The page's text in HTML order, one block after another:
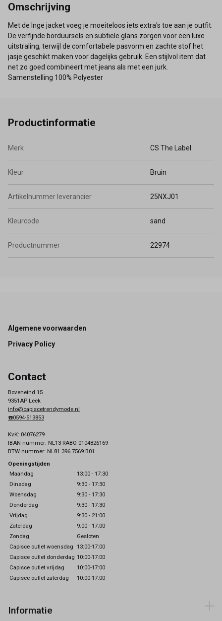
Omschrijving
Met de Inge jacket voeg je moeiteloos iets extra's toe aan je outfit.
De verfijnde borduursels en subtiele glans zorgen voor een luxe
uitstraling, terwijl de comfortabele pasvorm en zachte stof het
jasje geschikt maken voor dagelijks gebruik. Een stijlvol item dat
net zo goed combineert met jeans als met een jurk.
Samenstelling 100% Polyester
Productinformatie
Merk CS The Label
Kleur Bruin
Artikelnummer leverancier 25NXJ01
Kleurcode sand
Productnummer 22974
Footer
Algemene voorwaarden
Privacy Policy
Contact
Boveneind 15
9351AP Leek
info@capiscetrendymode.nl
☎️0594-513853
KvK: 04076279
IBAN nummer: NL13 RABO 0104826169
BTW nummer: NL81 396 7569 B01
Openingstijden
Maandag
13:00 - 17:30
Dinsdag
9:30 - 17:30
Woensdag
9:30 - 17:30
Donderdag
9:30 - 17:30
Vrijdag
9:30 - 21:00
Zaterdag
9:00 - 17:00
Zondag
Gesloten
Capisce outlet woensdag 13:00-17:00
Capisce outlet donderdag 10:00-17:00
Capisce outlet vrijdag
10:00-17:00
Capisce outlet zaterdag
10:00-17:00
Informatie